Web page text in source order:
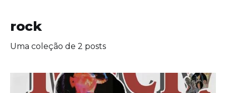
rock
Uma coleção de 2 posts